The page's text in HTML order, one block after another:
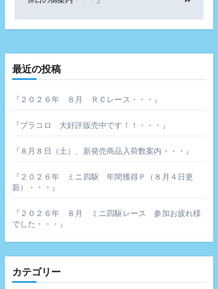
ビ
シ
ョ
ン
最近の投稿
『２０２６年 ８月 ＲＣレース・・・』
『プラコロ 大好評販売中です！！・・・』
『８月８日（土）、新発売商品入荷数案内・・・』
『２０２６年 ミニ四駆 年間獲得Ｐ（８月４日更
新）・・・』
『２０２６年 ８月 ミニ四駆レース 参加お疲れ様
でした・・・』
カテゴリー